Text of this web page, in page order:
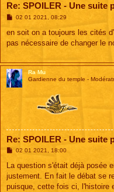
Re: SPOILER - Une suite
M
s
a
02 01 2021, 08:29
en soit on a toujours les cités
pas nécessaire de changer le
Ra Mu
Gardienne du temple -
Re: SPOILER - Une suite
M
s
a
g
02 01 2021, 18:00
La question s'était déjà posée
justement. En fait le débat se
puisque, cette fois ci, l'histoire